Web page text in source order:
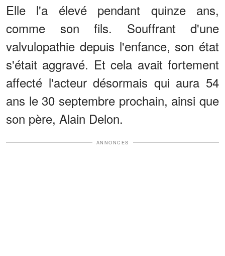
Elle l'a élevé pendant quinze ans,
comme son fils. Souffrant d'une
valvulopathie depuis l'enfance, son état
s'était aggravé. Et cela avait fortement
affecté l'acteur désormais qui aura 54
ans le 30 septembre prochain, ainsi que
son père, Alain Delon.
ANNONCES